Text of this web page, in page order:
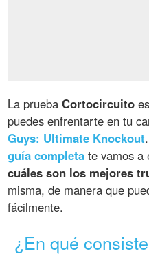
La pruebaCortocircuito
puedes enfrentarte en tu
Guys: Ultimate Knockout
guía completa te vamos
cuáles son los mejores
misma, de manera que
fácilmente.
¿En qué